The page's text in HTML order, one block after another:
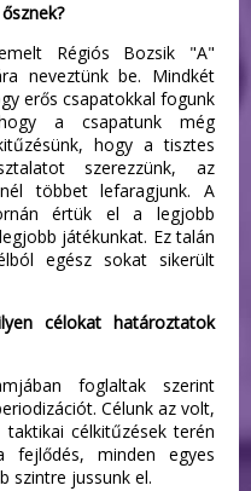
Régiós Bozsik "A"
neveztünk be. Mindkét
erős csapatokkal fogunk
a csapatunk még
hogy a tisztes
szerezzünk, az
többet lefaragjunk. A
értük el a legjobb
játékunkat. Ez talán
egész sokat sikerült
célokat határoztatok
foglaltak szerint
Célunk az volt,
célkitűzések terén
fejlődés, minden egyes
szintre jussunk el.